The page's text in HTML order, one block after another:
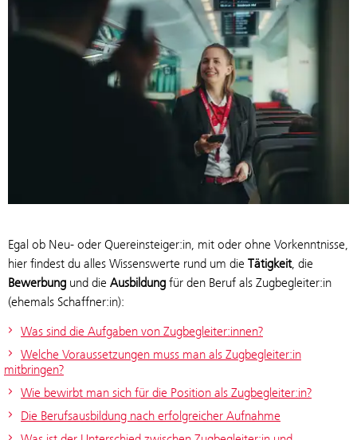
Egal ob Neu- oder Quereinsteiger:in, mit oder ohne Vorkenntnisse,
hier findest du alles Wissenswerte rund um die Tätigkeit, die
Bewerbung und die Ausbildung für den Beruf als Zugbegleiter:in
(ehemals Schaffner:in):
Was sind die Aufgaben von Zugbegleiter:innen?
Welche Voraussetzungen muss man als Zugbegleiter:in
mitbringen?
Wie bewirbt man sich für die Position als Zugbegleiter:in?
Die Berufsausbildung nach erfolgreicher Aufnahme